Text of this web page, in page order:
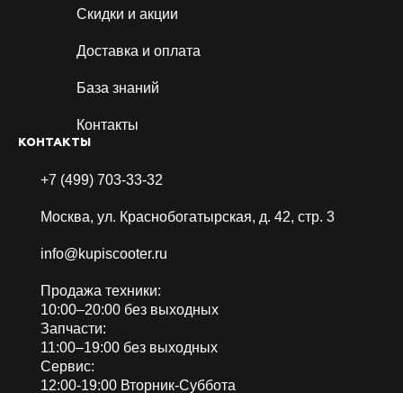
Скидки и акции
Доставка и оплата
База знаний
Контакты
КОНТАКТЫ
+7 (499) 703-33-32
Москва, ул. Краснобогатырская, д. 42, стр. 3
info@kupiscooter.ru
Продажа техники:
10:00–20:00 без выходных
Запчасти:
11:00–19:00 без выходных
Сервис:
12:00-19:00 Вторник-Суббота